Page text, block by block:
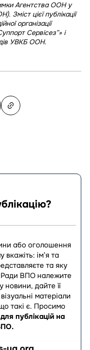
Агентства ООН у
Зміст цієї публікації
організації
Сервісез”» і
УВКБ ООН.
або оголошення
ім’я та
та яку
Ради ВПО належите
новини, дайте її
матеріали
такі є. Просимо
публікацій на
.